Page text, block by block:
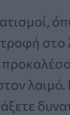
στο
λαιμό.